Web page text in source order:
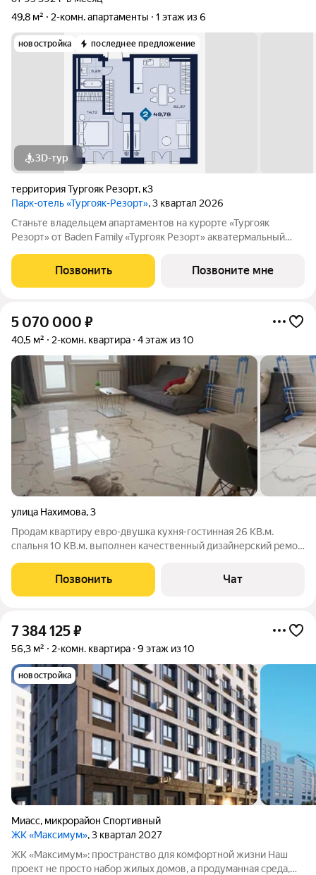
49,8 м²
2-комн. апартаменты 1 этаж из 6
новостройка последнее предложение
3D-тур
территория Тургояк Резорт, к3
Парк-отель «Тургояк-Резорт», 3 квартал 2026
Станьте владельцем апартаментов на курорте «Тургояк
Резорт» от Badеn Family «Тургояк Резорт» акватермальный
открывается захватывающий вид на второе по чистоте озеро в
России после Байкала. На
Позвонить Позвоните мне
5 070 000 ₽
40,5 м² 2-комн. квартира 4 этаж из 10
улица Нахимова,3
Продам квартиру евро-двушка кухня-гостинная 26 КВ.м.
спальня 10 КВ.м. выполнен качественный дизайнерский ремон
мраморных тонах Удобная инфраструктура,садик,школа,
университет, поликлиника, магазины
Позвонить Чат
7 384 125₽
56,3 м² 2-комн. квартира 9 этаж из 10
новостройка
Миасс, микрорайон Спортивный
ЖК «Максимум», 3 квартал 2027
ЖК «Максимум»: пространство для комфортной жизни Наш
проект не просто набор жилых домов, а продуманная среда,